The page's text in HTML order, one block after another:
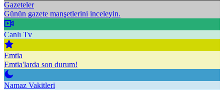
Gazeteler
Günün gazete manşetlerini inceleyin.
Canlı Tv
Emtia
Emtia'larda son durum!
Namaz Vakitleri